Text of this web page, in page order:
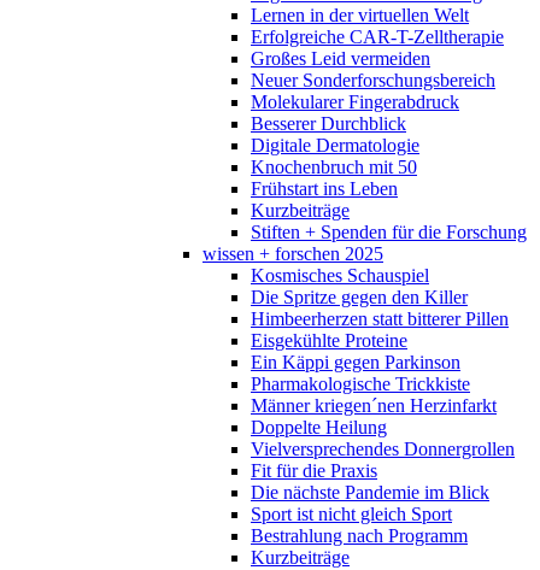
Lernen in der virtuellen Welt
Erfolgreiche CAR-T-Zelltherapie
Großes Leid vermeiden
Neuer Sonderforschungsbereich
Molekularer Fingerabdruck
Besserer Durchblick
Digitale Dermatologie
Knochenbruch mit 50
Frühstart ins Leben
Kurzbeiträge
Stiften + Spenden für die Forschung
wissen + forschen 2025
Kosmisches Schauspiel
Die Spritze gegen den Killer
Himbeerherzen statt bitterer Pillen
Eisgekühlte Proteine
Ein Käppi gegen Parkinson
Pharmakologische Trickkiste
Männer kriegen´nen Herzinfarkt
Doppelte Heilung
Vielversprechendes Donnergrollen
Fit für die Praxis
Die nächste Pandemie im Blick
Sport ist nicht gleich Sport
Bestrahlung nach Programm
Kurzbeiträge